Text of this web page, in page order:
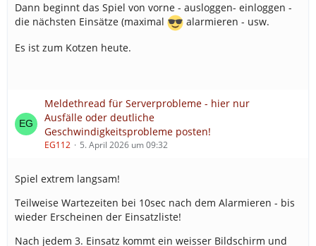
Dann beginnt das Spiel von vorne - ausloggen- einloggen -
die nächsten Einsätze (maximal
alarmieren - usw.
Es ist zum Kotzen heute.
Meldethread für Serverprobleme - hier nur
Ausfälle oder deutliche
Geschwindigkeitsprobleme posten!
EG112 5. April 2026 um 09:32
Spiel extrem langsam!
Teilweise Wartezeiten bei 10sec nach dem Alarmieren - bis
wieder Erscheinen der Einsatzliste!
Nach jedem 3. Einsatz kommt ein weisser Bildschirm und